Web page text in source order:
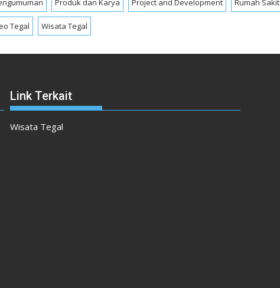
Produk dan Karya Project and Development Rumah Sakit
Tegal Wisata Tegal
Link Terkait
Wisata Tegal